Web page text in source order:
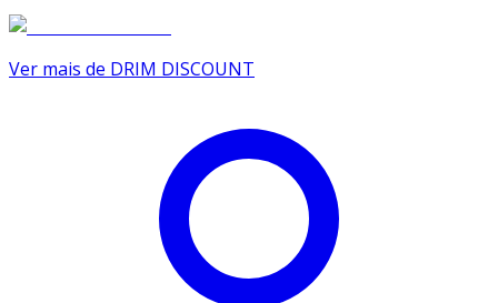
Ver mais de DRIM DISCOUNT